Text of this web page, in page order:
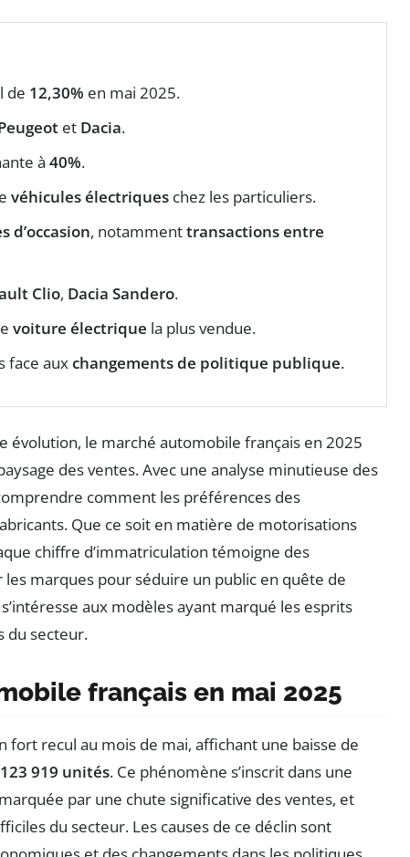
de 12,30% en mai 2025.
et Dacia.
à 40%.
véhicules électriques chez les particuliers.
d’occasion, notammenttransactions entre
Clio, Dacia Sandero.
voiture électrique la plus vendue.
face auxchangements de politique publique.
évolution, le marché automobile français en 2025
des ventes. Avec une analyse minutieuse des
comment les préférences des
Que ce soit en matière de motorisations
chiffre d’immatriculation témoigne des
marques pour séduire un public en quête de
aux modèles ayant marqué les esprits
du secteur.
français en mai 2025
fort recul au mois de mai, affichant une baisse de
123 919 unités. Ce phénomène s’inscrit dans une
par une chute significative des ventes, et
du secteur. Les causes de ce déclin sont